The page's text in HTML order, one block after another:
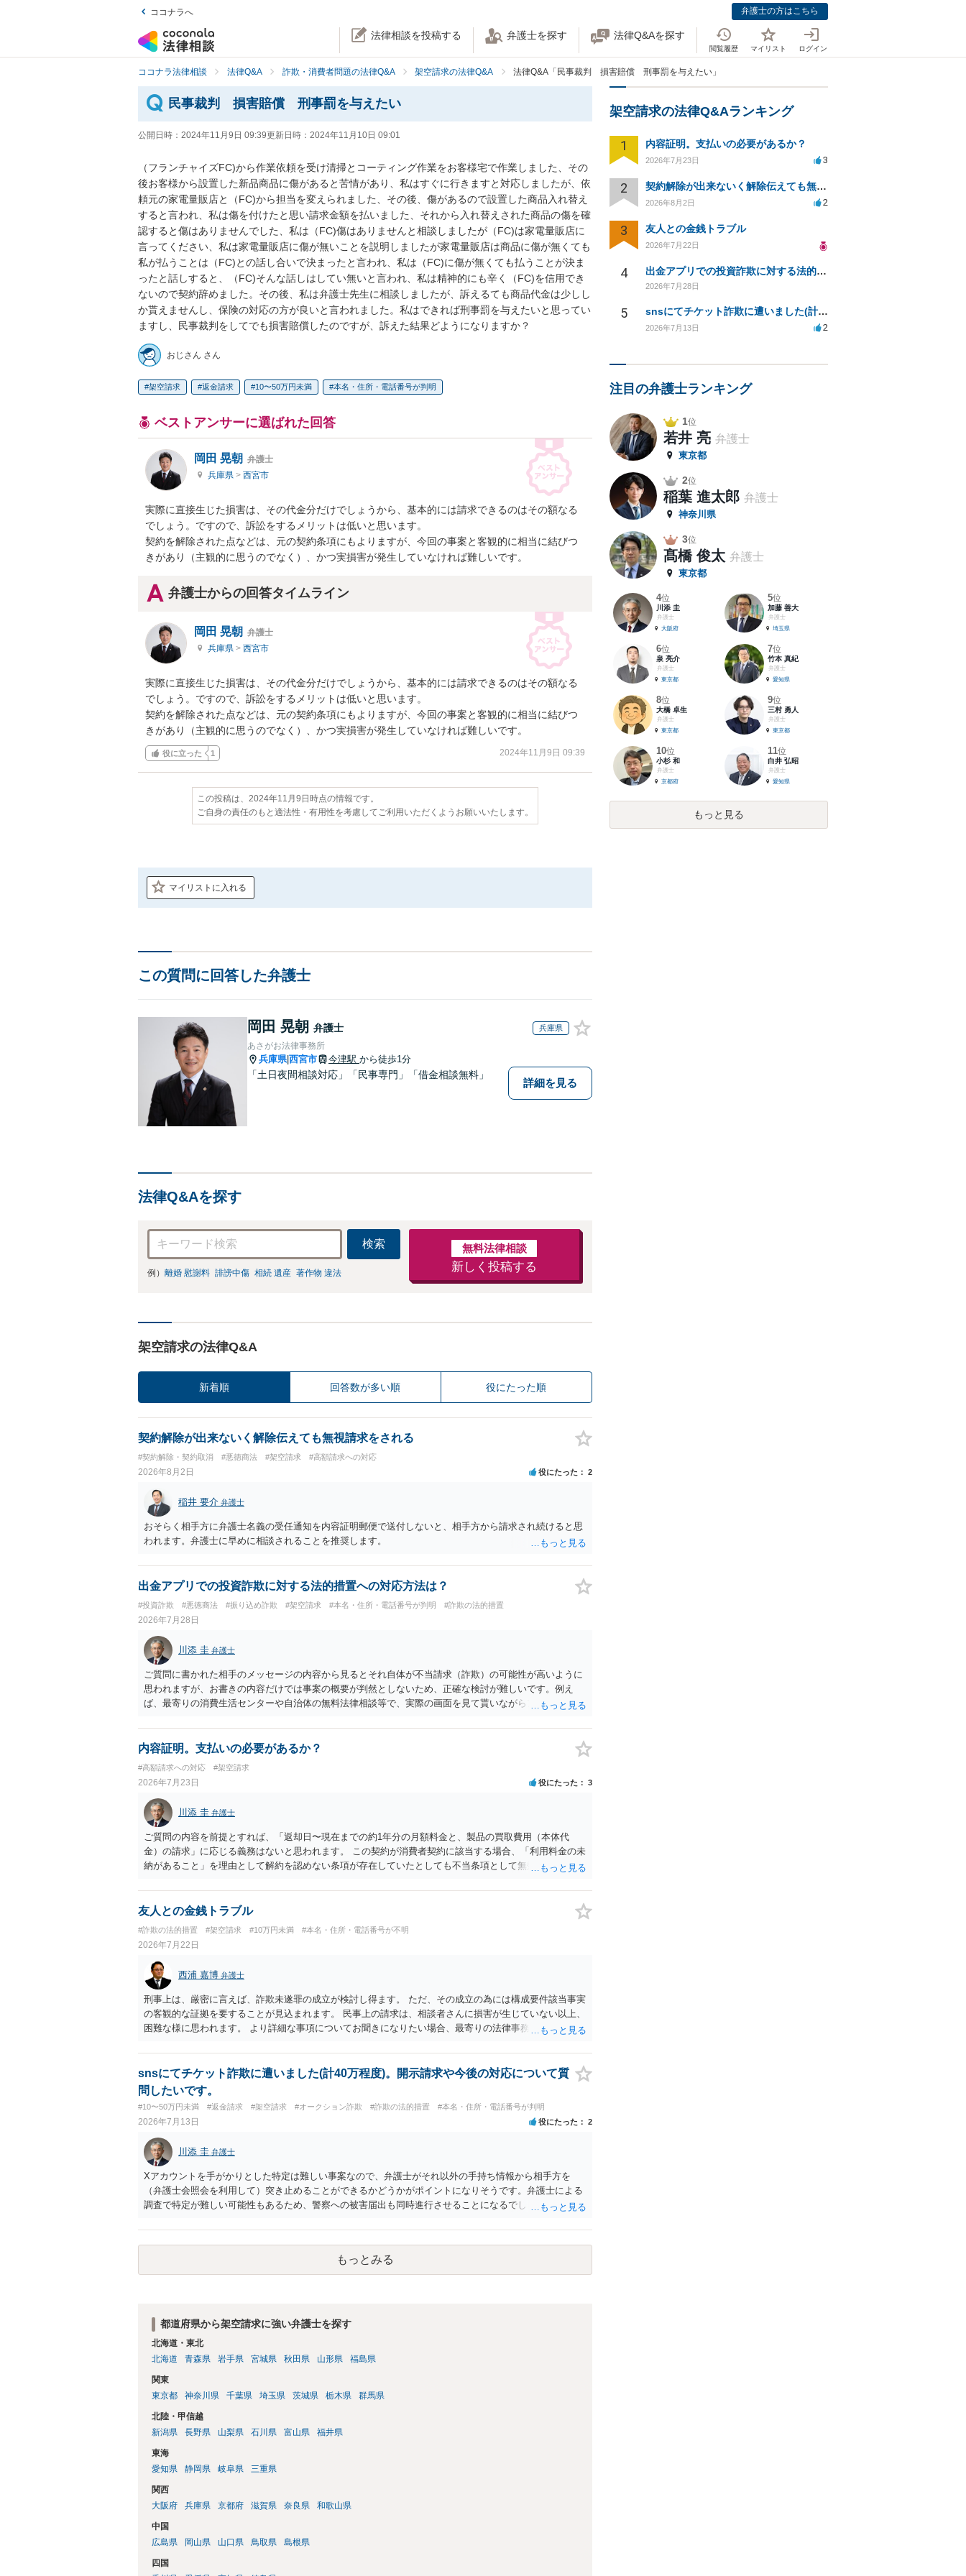
ココナラへ 弁護士の方はこちら
法律相談を投稿する 弁護士を探す 法律Q&Aを探す
閲覧履歴 マイリスト ログイン
ココナラ法律相談 法律Q&A 詐欺・消費者問題の法律Q&A 架空請求の法律Q&A 法律Q&A「民事裁判 損害賠償 刑事罰を与えたい」
民事裁判 損害賠償 刑事罰を与えたい
公開日時： 2024年11月9日 09:39更新日時： 2024年11月10日 09:01
（フランチャイズFC)から作業依頼を受け清掃とコーティング作業をお客様宅で作業しました、その
後お客様から設置した新品商品に傷があると苦情があり、私はすぐに行きますと対応しましたが、依
頼元の家電量販店と（FC)から担当を変えられました、その後、傷があるので設置した商品入れ替え
すると言われ、私は傷を付けたと思い請求金額を払いました、それから入れ替えされた商品の傷を確
認すると傷はありませんでした、私は（FC)傷はありませんと相談しましたが（FC)は家電量販店に
言ってください、私は家電量販店に傷が無いことを説明しましたが家電量販店は商品に傷が無くても
私が払うことは（FC)との話し合いで決まったと言われ、私は（FC)に傷が無くても払うことが決ま
ったと話しすると、（FC)そんな話しはしてい無いと言われ、私は精神的にも辛く（FC)を信用でき
ないので契約辞めました。その後、私は弁護士先生に相談しましたが、訴えるても商品代金は少しし
か貰えませんし、保険の対応の方が良いと言われました。私はできれば刑事罰を与えたいと思ってい
ますし、民事裁判をしてでも損害賠償したのですが、訴えた結果どようになりますか？
おじさん さん
架空請求 返金請求 10〜50万円未満 本名・住所・電話番号が判明
ベストアンサーに選ばれた回答
岡田 晃朝 弁護士
兵庫県 > 西宮市
実際に直接生じた損害は、その代金分だけでしょうから、基本的には請求できるのはその額なる
でしょう。ですので、訴訟をするメリットは低いと思います。
契約を解除された点などは、元の契約条項にもよりますが、今回の事案と客観的に相当に結びつ
きがあり（主観的に思うのでなく）、かつ実損害が発生していなければ難しいです。
弁護士からの回答タイムライン
岡田 晃朝 弁護士
兵庫県 > 西宮市
実際に直接生じた損害は、その代金分だけでしょうから、基本的には請求できるのはその額なる
でしょう。ですので、訴訟をするメリットは低いと思います。
契約を解除された点などは、元の契約条項にもよりますが、今回の事案と客観的に相当に結びつ
きがあり（主観的に思うのでなく）、かつ実損害が発生していなければ難しいです。
役に立った 1 2024年11月9日 09:39
この投稿は、2024年11月9日時点の情報です。
ご自身の責任のもと適法性・有用性を考慮してご利用いただくようお願いいたします。
マイリストに入れる
この質問に回答した弁護士
岡田 晃朝 弁護士 兵庫県
あさがお法律事務所
兵庫県|西宮市 今津駅 から徒歩1分
「土日夜間相談対応」「民事専門」「借金相談無料」
詳細を見る
法律Q&Aを探す
検索
例） 離婚 慰謝料 誹謗中傷 相続 遺産 著作物 違法
無料法律相談
新しく投稿する
架空請求の法律Q&A
新着順 回答数が多い順 役にたった順
契約解除が出来ないく解除伝えても無視請求をされる
#契約解除・契約取消 #悪徳商法 #架空請求 #高額請求への対応
2026年8月2日 役にたった 2
稲井 要介 弁護士
おそらく相手方に弁護士名義の受任通知を内容証明郵便で送付しないと、相手方から請求され続けると思
われます。弁護士に早めに相談されることを推奨します。
出金アプリでの投資詐欺に対する法的措置への対応方法は？
#投資詐欺 #悪徳商法 #振り込め詐欺 #架空請求 #本名・住所・電話番号が判明 #詐欺の法的措置
2026年7月28日
川添 圭 弁護士
ご質問に書かれた相手のメッセージの内容から見るとそれ自体が不当請求（詐欺）の可能性が高いように
思われますが、お書きの内容だけでは事案の概要が判然としないため、正確な検討が難しいです。例え
ば、最寄りの消費生活センターや自治体の無料法律相談等で、実際の画面を見て貰いながらアドバイスう
内容証明。支払いの必要があるか？
#高額請求への対応 #架空請求
2026年7月23日 役にたった 3
川添 圭 弁護士
ご質問の内容を前提とすれば、「返却日〜現在までの約1年分の月額料金と、製品の買取費用（本体代
金）の請求」に応じる義務はないと思われます。 この契約が消費者契約に該当する場合、「利用料金の未
納があること」を理由として解約を認めない条項が存在していたとしても不当条項として無効になると解
うな条項は存在しないので請求自体が不当ということになります。 メールでのやり取りも証拠になります
ので、あなたとしては、毅然と請求を拒絶することを伝えるべきでしょう（ただし未納料金があることに
いう対応を考えられます。訴訟で解決するのが一番ですが、相手方が遠方である場合は遠方の裁判所で提
訴される可能性もありますので、（費用はかかってしまいますが）弁護士へ依頼して正式な拒絶回答を送
ることも検討した方がよいかもしれません。
友人との金銭トラブル
#詐欺の法的措置 #架空請求 #10万円未満 #本名・住所・電話番号が不明
2026年7月22日
西浦 嘉博 弁護士
刑事上は、厳密に言えば、詐欺未遂罪の成立が検討し得ます。 ただ、その成立の為には構成要件該当事実
の客観的な証拠を要することが見込まれます。 民事上の請求は、相談者さんに損害が生じていない以上、
困難な様に思われます。 より詳細な事項についてお聞きになりたい場合、最寄りの法律事務所での相談を
snsにてチケット詐欺に遭いました(計40万程度)。開示請求や今後の対応について質
問したいです。
#10〜50万円未満 #返金請求 #架空請求 #オークション詐欺 #詐欺の法的措置 #本名・住所・電話番号が判明
2026年7月13日 役にたった 2
川添 圭 弁護士
Xアカウントを手がかりとした特定は難しい事案なので、弁護士がそれ以外の手持ち情報から相手方を
（弁護士会照会を利用して）突き止めることができるかどうかがポイントになりそうです。弁護士による
調査で特定が難しい可能性もあるため、警察への被害届出も同時進行させることになるでしょう。見通し
いますので個別に確認いただく必要がありますが、そもそも回収できるかどうかが問題になり得る事案で
あり、被害額の規模からみると、仮に回収できたとしても弁護士費用を差し引いた実質回収分はかなり少
もっとみる
都道府県から架空請求に強い弁護士を探す
北海道・東北
北海道
青森県 岩手県 宮城県 秋田県 山形県 福島県
関東
東京都
神奈川県 千葉県 埼玉県 茨城県 栃木県 群馬県
北陸・甲信越
新潟県
長野県 山梨県 石川県 富山県 福井県
東海
愛知県
静岡県 岐阜県 三重県
関西
大阪府
兵庫県 京都府 滋賀県 奈良県 和歌山県
中国
広島県
岡山県 山口県 鳥取県 島根県
四国
架空請求の法律Q&Aランキング
1 内容証明。支払いの必要があるか？
2026年7月23日 3
2 契約解除が出来ないく解除伝えても無視請求をされる
2026年8月2日 2
3 友人との金銭トラブル
2026年7月22日
4 出金アプリでの投資詐欺に対する法的措置への対応方法は？
2026年7月28日
5 snsにてチケット詐欺に遭いました(計40万程度)。開示請求や今後の対応について質問したいです。
2026年7月13日 2
注目の弁護士ランキング
1位
若井 亮 弁護士
東京都
2位
稲葉 進太郎 弁護士
神奈川県
3位
髙橋 俊太 弁護士
東京都
4位
川添 圭
弁護士
大阪府
5位
加藤 善大
弁護士
埼玉県
6位
泉 亮介
弁護士
東京都
7位
竹本 真紀
弁護士
愛知県
8位
大橋 卓生
弁護士
東京都
9位
三村 勇人
弁護士
東京都
10位
小杉 和
弁護士
京都府
11位
白井 弘昭
弁護士
愛知県
もっと見る